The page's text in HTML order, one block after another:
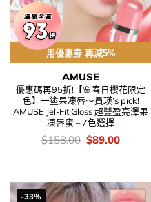
用優惠劵 再減5%
AMUSE
優惠碼再95折!【🌸春日櫻花限定
色】一塗果凍唇～員瑛’s pick!
AMUSE Jel-Fit Gloss 超豐盈亮澤果
凍唇蜜 – 7色選擇
價
$158.00 Original
$89.00Current
-33%